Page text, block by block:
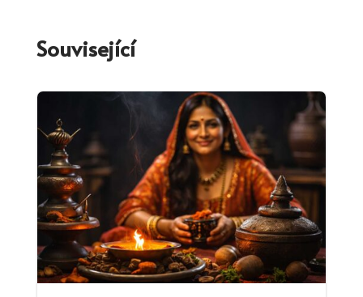
Související